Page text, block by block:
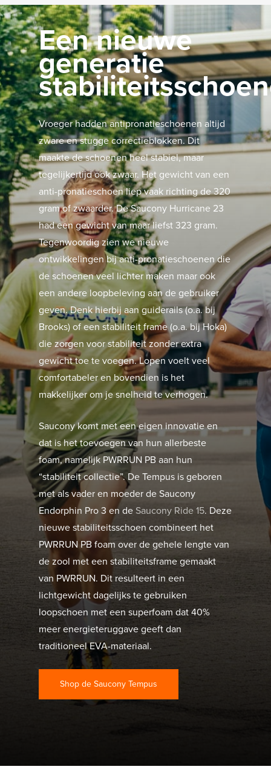
Een nieuwe
generatie
Vroeger hadden antipronatieschoenen altijd
zware en stugge correctieblokken. Dit
maakte de schoenen heel stabiel, maar
tegelijkertijd ook zwaar. Het gewicht van een
anti-pronatieschoen liep vaak richting de 320
gram of zwaarder. De Saucony Hurricane 23
had een gewicht van maar liefst 323 gram.
Tegenwoordig zien we nieuwe
ontwikkelingen bij anti-pronatieschoenen die
de schoenen veel lichter maken maar ook
een andere loopbeleving aan de gebruiker
geven. Denk hierbij aan guiderails (o.a. bij
Brooks) of een stabiliteit frame (o.a. bij Hoka)
die zorgen voor stabiliteit zonder extra
gewicht toe te voegen. Lopen voelt veel
comfortabeler en bovendien is het
makkelijker om je snelheid te verhogen.
Saucony komt met een eigen innovatie en
dat is het toevoegen van hun allerbeste
foam, namelijk PWRRUN PB aan hun
“stabiliteit collectie”. De Tempus is geboren
met als vader en moeder de Saucony
Endorphin Pro 3 en deSaucony Ride 15. Deze
nieuwe stabiliteitsschoen combineert het
PWRRUN PB foam over de gehele lengte van
de zool met een stabiliteitsframe gemaakt
van PWRRUN. Dit resulteert in een
lichtgewicht dagelijks te gebruiken
loopschoen met een superfoam dat 40%
meer energieteruggave geeft dan
traditioneel EVA-materiaal.
Shop de Saucony Tempus